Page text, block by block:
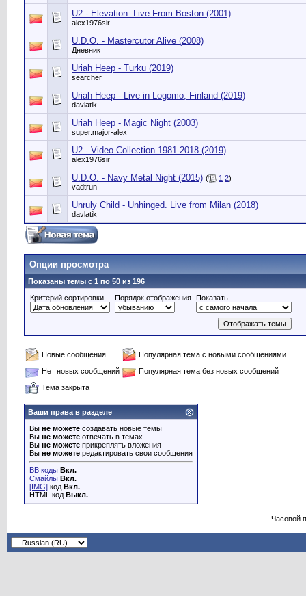
U2 - Elevation: Live From Boston (2001)
alex1976sir
U.D.O. - Mastercutor Alive (2008)
Дневник
Uriah Heep - Turku (2019)
searcher
Uriah Heep - Live in Logomo, Finland (2019)
davlatik
Uriah Heep - Magic Night (2003)
super.major-alex
U2 - Video Collection 1981-2018 (2019)
alex1976sir
U.D.O. - Navy Metal Night (2015) ( 1 2)
vadtrun
Unruly Child - Unhinged. Live from Milan (2018)
davlatik
Опции просмотра
Показаны темы с 1 по 50 из 196
Критерий сортировки
Порядок отображения Показать
Новые сообщения
Популярная тема с новыми сообщениями
Нет новых сообщений
Популярная тема без новых сообщений
Тема закрыта
Ваши права в разделе
Вы не можете создавать новые темы
Вы не можете отвечать в темах
Вы не можете прикреплять вложения
Вы не можете редактировать свои сообщения
BB коды Вкл.
Смайлы Вкл.
[IMG] код Вкл.
HTML код Выкл.
Часовой